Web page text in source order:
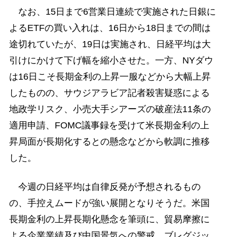
なお、15日まで6営業日連続で実施された日銀に
よるETFの買い入れは、16日から18日までの間は
途切れていたが、19日は実施され、日経平均は大
引けにかけて下げ幅を縮小させた。一方、NYダウ
は16日こそ長期金利の上昇一服などから大幅上昇
したものの、サウジアラビア記者殺害疑惑による
地政学リスク、小売大手シアーズの破産法11条の
適用申請、FOMC議事録を受けて米長期金利の上
昇局面が長期化するとの懸念などから軟調に推移
した。
今週の日経平均は自律反発が予想されるもの
の、手控えムードが強い展開となりそうだ。米国
長期金利の上昇長期化懸念を筆頭に、貿易摩擦に